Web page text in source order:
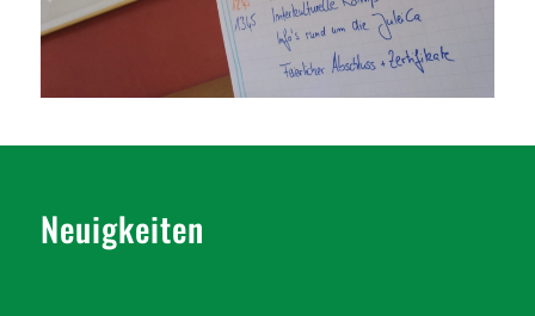
Neuigkeiten